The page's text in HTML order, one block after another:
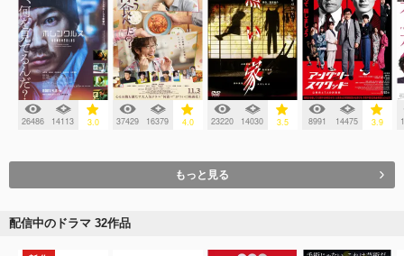
26486 14113 3.0 37429 16379 4.0 23220 14030 3.5 8991 14475 3.9
もっと見る
配信中のドラマ 32作品